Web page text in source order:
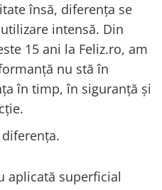
însă, diferența se
intensă. Din
15 ani la Feliz.ro, am
nu stă în
în timp, în siguranță și
aplicată superficial